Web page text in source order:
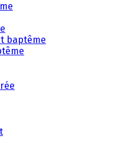
baptême